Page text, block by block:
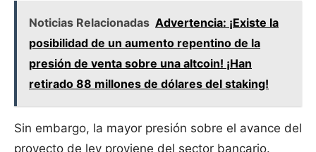
Noticias Relacionadas Advertencia: ¡Existe la
posibilidad de un aumento repentino de la
presión de venta sobre una altcoin! ¡Han
retirado 88 millones de dólares del staking!
Sin embargo, la mayor presión sobre el avance del
proyecto de ley proviene del sector bancario.